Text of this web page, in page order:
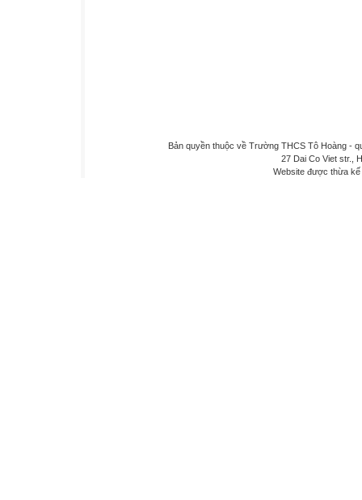
Bản quyền thuộc về Trường THCS Tô Hoàng -
27 Dai Co Viet str.,
Website được thừa